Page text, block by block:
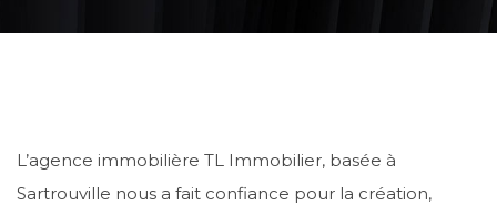
L’agence immobilière TL Immobilier, basée à
Sartrouville nous a fait confiance pour la création,